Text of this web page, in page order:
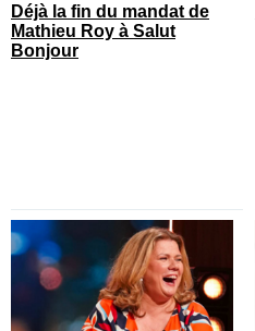
Déjà la fin du mandat de
Mathieu Roy à Salut
Bonjour